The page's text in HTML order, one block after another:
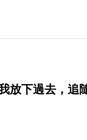
放下過去，追